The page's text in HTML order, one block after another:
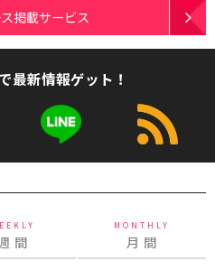
掲載サービス
最新情報ゲット！
間
MONTHLY
月 間